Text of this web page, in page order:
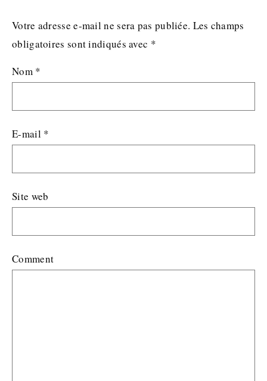
Votre adresse e-mail ne sera pas publiée. Les champs
obligatoires sont indiqués avec *
Nom *
E-mail *
Site web
Comment